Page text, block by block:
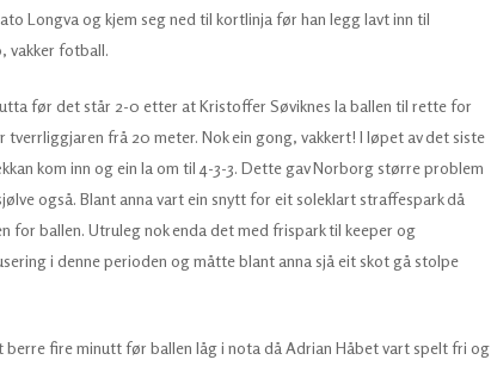
Longva og kjem seg ned til kortlinja før han legg lavt inn til
vakker fotball.
før det står 2-0 etter at Kristoffer Søviknes la ballen til rette for
frå 20 meter. Nok ein gong, vakkert! I løpet av det siste
kom inn og ein la om til 4-3-3. Dette gav Norborg større problem
også. Blant anna vart ein snytt for eit soleklart straffespark då
for ballen. Utruleg nok enda det med frispark til keeper og
i denne perioden og måtte blant anna sjå eit skot gå stolpe
fire minutt før ballen låg i nota då Adrian Håbet vart spelt fri og